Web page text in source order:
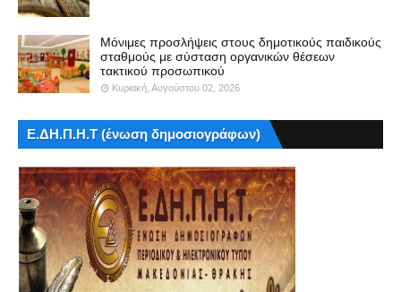
Μόνιμες προσλήψεις στους δημοτικούς παιδικούς
σταθμούς με σύσταση οργανικών θέσεων
τακτικού προσωπικού
Κυριακή, Αυγούστου 02, 2026
Ε.ΔΗ.Π.Η.Τ (ένωση δημοσιογράφων)